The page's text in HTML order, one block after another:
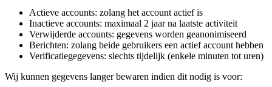
Actieve accounts: zolang het account actief is
Inactieve accounts: maximaal 2 jaar na laatste activiteit
Verwijderde accounts: gegevens worden geanonimiseerd
Berichten: zolang beide gebruikers een actief account hebben
Verificatiegegevens: slechts tijdelijk (enkele minuten tot uren)
Wij kunnen gegevens langer bewaren indien dit nodig is voor: